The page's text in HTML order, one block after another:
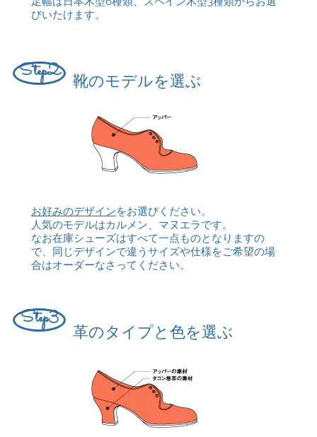
びいたけます。
Step2 靴のモデルを選ぶ
お好みのデザインをお選びください。
人気のモデルはカルメン、マヌエラです。
なお在庫シューズはすべて一点ものとなりますの
で、同じデザインで違うサイズや仕様をご希望の場
合はオーダーなさってください。
Step3
革のタイプと色を選ぶ